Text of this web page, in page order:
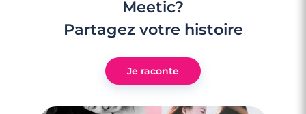
3 minutes
Meetic?
Partagez votre histoire
Je raconte